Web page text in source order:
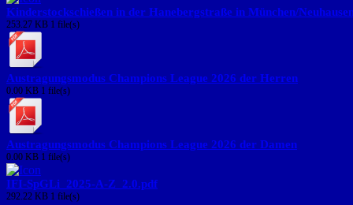
Kinderstockschießen in der Hanebergstraße in München/
253.27 KB 1 file(s)
Austragungsmodus Champions League 2026 der Herren
0.00 KB 1 file(s)
Austragungsmodus Champions League 2026 der Damen
0.00 KB 1 file(s)
IFI-SpGLi_2025-A-Z_2.0.pdf
292.22 KB 1 file(s)